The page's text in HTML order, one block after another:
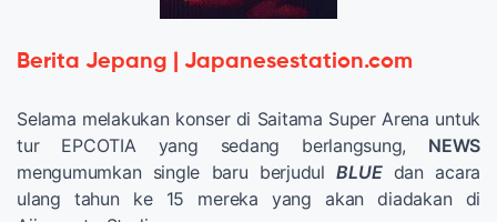
Berita Jepang | Japanesestation.com
Selama melakukan konser di Saitama Super Arena untuk
tur EPCOTIA yang sedang berlangsung, NEWS
mengumumkan single baru berjudulBLUEdan acara
ulang tahun ke 15 mereka yang akan diadakan di